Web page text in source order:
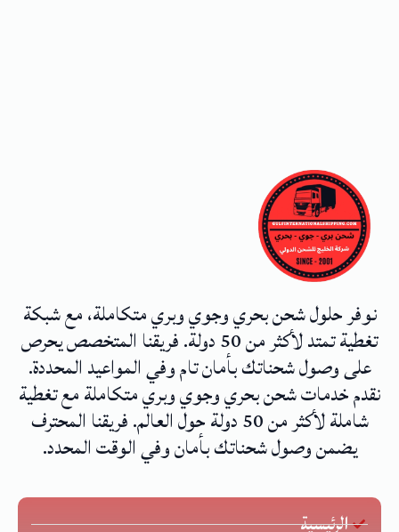
نوفر حلول شحن بحري وجوي وبري متكاملة، مع شبكة
تغطية تمتد لأكثر من 50 دولة. فريقنا المتخصص يحرص
على وصول شحناتك بأمان تام وفي المواعيد المحددة.
نقدم خدمات شحن بحري وجوي وبري متكاملة مع تغطية
شاملة لأكثر من 50 دولة حول العالم. فريقنا المحترف
يضمن وصول شحناتك بأمان وفي الوقت المحدد.
الرئيسية